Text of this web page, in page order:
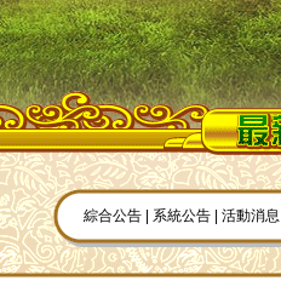
綜合公告 系統公告 活動消息